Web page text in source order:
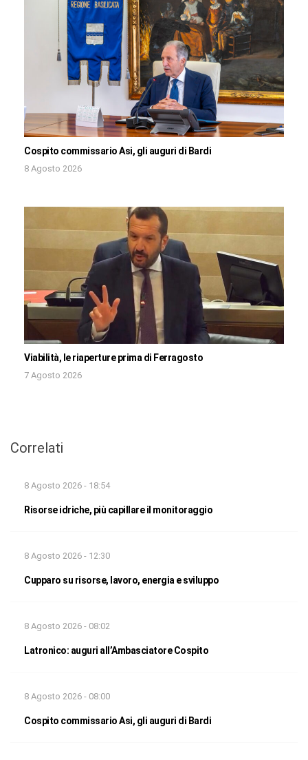
Cospito commissario Asi, gli auguri di Bardi
8 Agosto 2026
Viabilità, le riaperture prima di Ferragosto
7 Agosto 2026
Correlati
8 Agosto 2026 - 18:54
Risorse idriche, più capillare il monitoraggio
8 Agosto 2026 - 12:30
Cupparo su risorse, lavoro, energia e sviluppo
8 Agosto 2026 - 08:02
Latronico: auguri all’Ambasciatore Cospito
8 Agosto 2026 - 08:00
Cospito commissario Asi, gli auguri di Bardi